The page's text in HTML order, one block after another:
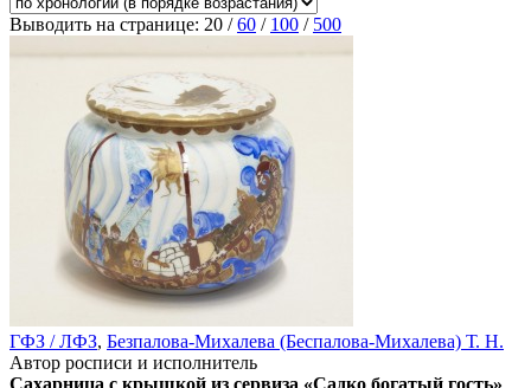
Выводить на странице: 20 /60 / 100 / 500
ГФЗ / ЛФЗ, Безпалова-Михалева (Беспалова-Михалева) Т. Н.
Автор росписи и исполнитель